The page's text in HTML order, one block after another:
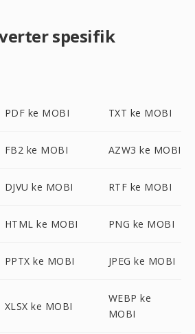
spesifik
PDF ke MOBI TXT ke MOBI
FB2 ke MOBI AZW3 ke MOBI
DJVU ke MOBI RTF ke MOBI
HTML ke MOBI PNG ke MOBI
PPTX ke MOBI JPEG ke MOBI
XLSX ke MOBI
WEBP ke
MOBI